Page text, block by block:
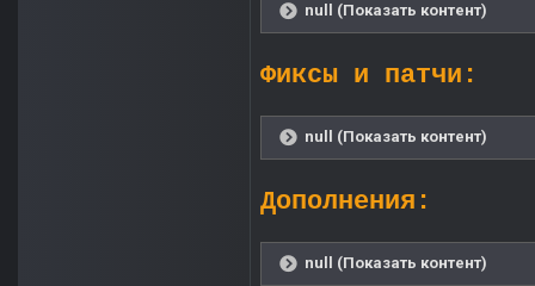
null (Показать контент)
Фиксы и патчи:
null (Показать контент)
Дополнения:
null (Показать контент)